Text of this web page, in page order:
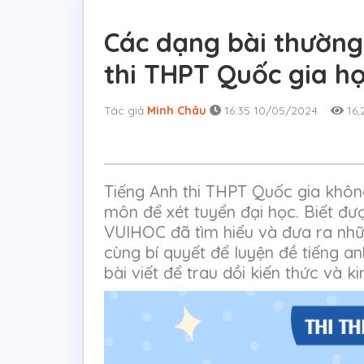
Các dạng bài
thi THPT Quốc gia
Tác giả Minh Châu 16:35 10/05/2024
Tiếng Anh thi THPT Quốc gia
môn để xét tuyển đại học. Biết
VUIHOC đã tìm hiểu và đưa ra
cùng bí quyết để luyện đề tiếng
bài viết để trau dồi kiến thức và